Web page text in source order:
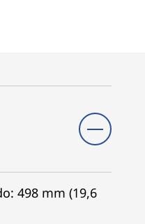
498 mm (19,6